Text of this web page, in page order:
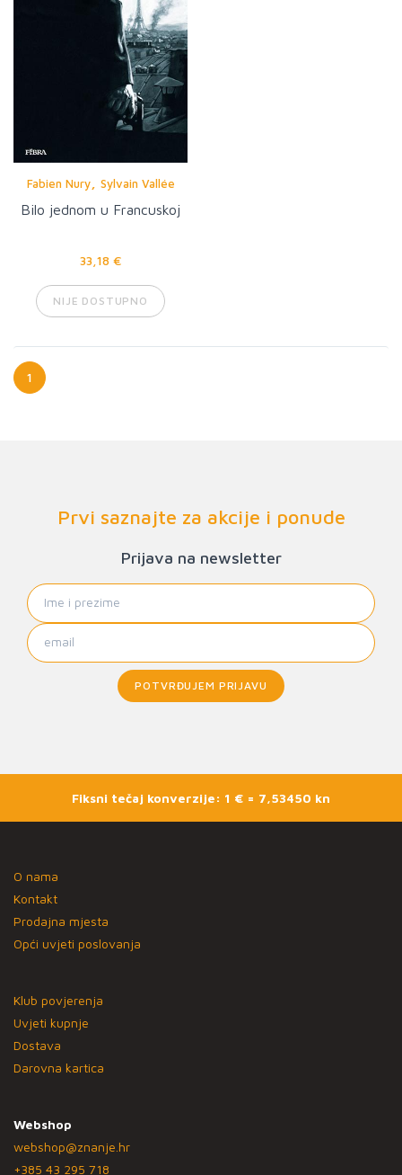
Fabien Nury, Sylvain Vallée
Bilo jednom u Francuskoj
33,18 €
NIJE DOSTUPNO
1
Prvi saznajte za akcije i ponude
Prijava na newsletter
POTVRĐUJEM PRIJAVU
Fiksni tečaj konverzije: 1 € = 7,53450 kn
O nama
Kontakt
Prodajna mjesta
Opći uvjeti poslovanja
Klub povjerenja
Uvjeti kupnje
Dostava
Darovna kartica
Webshop
webshop@znanje.hr
+385 43 295 718